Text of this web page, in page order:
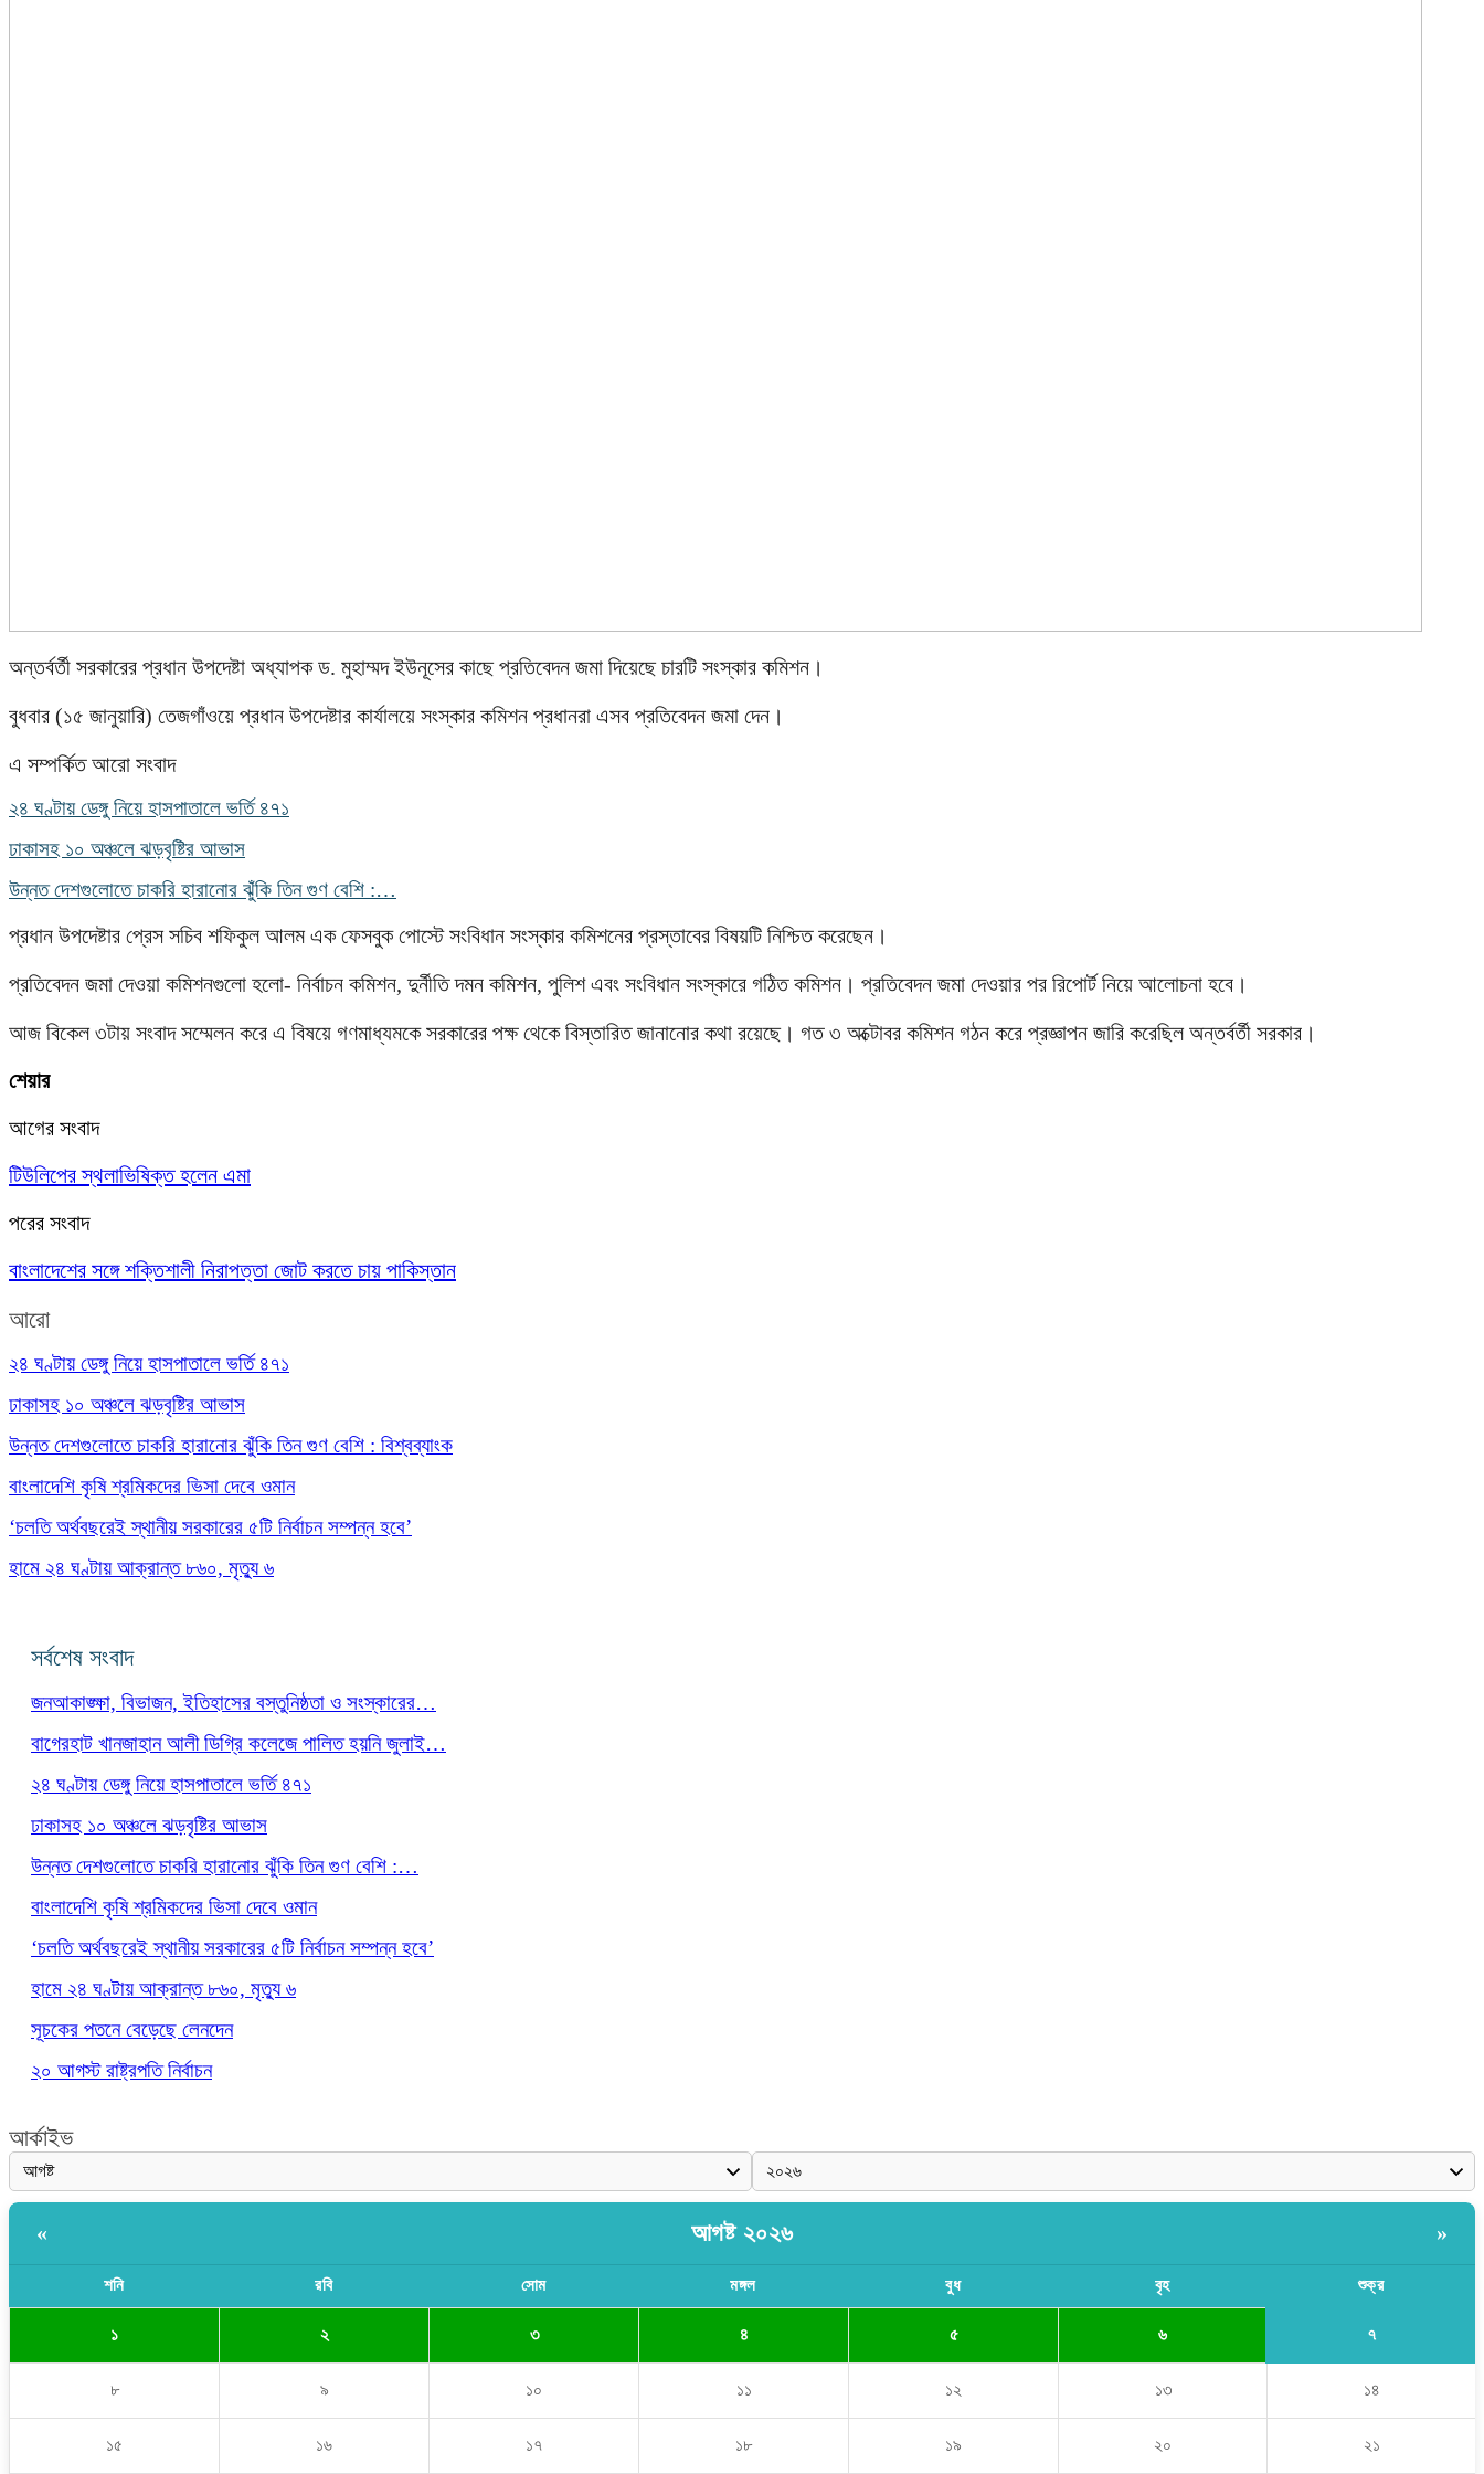
অন্তর্বর্তী সরকারের প্রধান উপদেষ্টা অধ্যাপক ড. মুহাম্মদ ইউনূসের কাছে প্রতিবেদন জমা দিয়েছে চারটি সংস্কার কমিশন।
বুধবার (১৫ জানুয়ারি) তেজগাঁওয়ে প্রধান উপদেষ্টার কার্যালয়ে সংস্কার কমিশন প্রধানরা এসব প্রতিবেদন জমা দেন।
এ সম্পর্কিত আরো সংবাদ
২৪ ঘণ্টায় ডেঙ্গু নিয়ে হাসপাতালে ভর্তি ৪৭১
ঢাকাসহ ১০ অঞ্চলে ঝড়বৃষ্টির আভাস
উন্নত দেশগুলোতে চাকরি হারানোর ঝুঁকি তিন গুণ বেশি :…
প্রধান উপদেষ্টার প্রেস সচিব শফিকুল আলম এক ফেসবুক পোস্টে সংবিধান সংস্কার কমিশনের প্রস্তাবের বিষয়টি নিশ্চিত করেছেন।
প্রতিবেদন জমা দেওয়া কমিশনগুলো হলো- নির্বাচন কমিশন, দুর্নীতি দমন কমিশন, পুলিশ এবং সংবিধান সংস্কারে গঠিত কমিশন। প্রতিবেদন জমা দেওয়ার পর রিপোর্ট নিয়ে আলোচনা হবে।
আজ বিকেল ৩টায় সংবাদ সম্মেলন করে এ বিষয়ে গণমাধ্যমকে সরকারের পক্ষ থেকে বিস্তারিত জানানোর কথা রয়েছে। গত ৩ অক্টোবর কমিশন গঠন করে প্রজ্ঞাপন জারি করেছিল অন্তর্বর্তী সরকার।
শেয়ার
আগের সংবাদ
টিউলিপের স্থলাভিষিক্ত হলেন এমা
পরের সংবাদ
বাংলাদেশের সঙ্গে শক্তিশালী নিরাপত্তা জোট করতে চায় পাকিস্তান
আরো
২৪ ঘণ্টায় ডেঙ্গু নিয়ে হাসপাতালে ভর্তি ৪৭১
ঢাকাসহ ১০ অঞ্চলে ঝড়বৃষ্টির আভাস
উন্নত দেশগুলোতে চাকরি হারানোর ঝুঁকি তিন গুণ বেশি : বিশ্বব্যাংক
বাংলাদেশি কৃষি শ্রমিকদের ভিসা দেবে ওমান
‘চলতি অর্থবছরেই স্থানীয় সরকারের ৫টি নির্বাচন সম্পন্ন হবে’
হামে ২৪ ঘণ্টায় আক্রান্ত ৮৬০, মৃত্যু ৬
সর্বশেষ সংবাদ
জনআকাঙ্ক্ষা, বিভাজন, ইতিহাসের বস্তুনিষ্ঠতা ও সংস্কারের…
বাগেরহাট খানজাহান আলী ডিগ্রি কলেজে পালিত হয়নি জুলাই…
২৪ ঘণ্টায় ডেঙ্গু নিয়ে হাসপাতালে ভর্তি ৪৭১
ঢাকাসহ ১০ অঞ্চলে ঝড়বৃষ্টির আভাস
উন্নত দেশগুলোতে চাকরি হারানোর ঝুঁকি তিন গুণ বেশি :…
বাংলাদেশি কৃষি শ্রমিকদের ভিসা দেবে ওমান
‘চলতি অর্থবছরেই স্থানীয় সরকারের ৫টি নির্বাচন সম্পন্ন হবে’
হামে ২৪ ঘণ্টায় আক্রান্ত ৮৬০, মৃত্যু ৬
সূচকের পতনে বেড়েছে লেনদেন
২০ আগস্ট রাষ্ট্রপতি নির্বাচন
আর্কাইভ
« আগষ্ট ২০২৬ »
শনি রবি সোম মঙ্গল বুধ বৃহ শুক্র
১ ২ ৩ ৪ ৫ ৬ ৭
৮ ৯ ১০ ১১ ১২ ১৩ ১৪
১৫ ১৬ ১৭ ১৮ ১৯ ২০ ২১